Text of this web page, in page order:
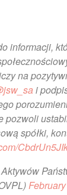
informacji,
na
i
pozwoli
spółki,